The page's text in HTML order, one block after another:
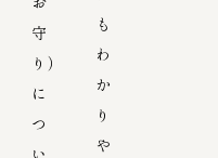
守
り）
に
つ
い
も
わ
か
り
や